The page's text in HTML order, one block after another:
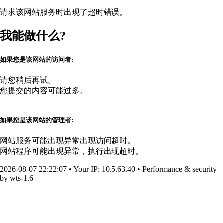
请求该网站服务时出现了超时错误。
我能做什么?
如果您是该网站的访问者:
请您稍后再试。
您提交的内容可能过多。
如果您是该网站的管理者:
网站服务可能出现异常出现访问超时。
网站程序可能出现异常，执行出现超时。
2026-08-07 22:22:07 • Your IP: 10.5.63.40 • Performance & security
by wts-1.6